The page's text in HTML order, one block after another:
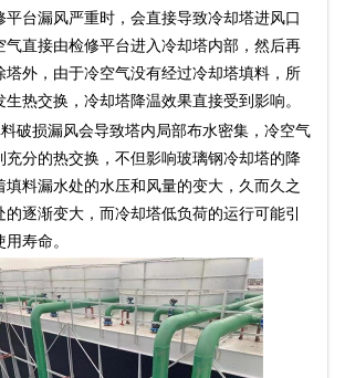
平台漏风严重时，会直接导致冷却塔进风口
气直接由检修平台进入冷却塔内部，然后再
塔外，由于冷空气没有经过冷却塔填料 ，所
热交换，冷却塔降温效果直接受到影响。
破损漏风会导致塔内局部布水密集，冷空气
充分的热交换，不但影响玻璃钢冷却塔的降
填料漏水处的水压和风量的变大，久而久之
逐渐变大，而冷却塔低负荷的运行可能引
寿命。